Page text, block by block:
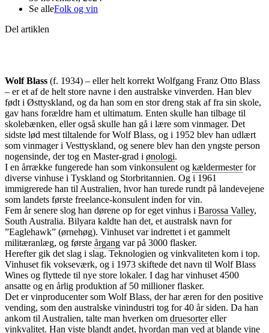
Se alleFolk og vin
Del artiklen
Wolf Blass (f. 1934) – eller helt korrekt Wolfgang Franz Otto Blass
– er et af de helt store navne i den australske vinverden. Han blev
født i Østtyskland, og da han som en stor dreng stak af fra sin skole,
gav hans forældre ham et ultimatum. Enten skulle han tilbage til
skolebænken, eller også skulle han gå i lære som vinmager. Det
sidste lød mest tiltalende for Wolf Blass, og i 1952 blev han udlært
som vinmager i Vesttyskland, og senere blev han den yngste person
nogensinde, der tog en Master-grad i ønologi.
I en årrække fungerede han som vinkonsulent og kældermesterfor
diverse vinhuse i Tyskland og Storbritannien. Og i 1961
immigrerede han til Australien, hvor han turede rundt på landevejene
som landets første freelance-konsulent inden for vin.
Fem år senere slog han dørene op for eget vinhus i Barossa Valley,
South Australia. Bilyara kaldte han det, et australsk navn for
”Eaglehawk” (ørnehøg). Vinhuset var indrettet i et gammelt
militæranlæg, og første årgang var på 3000 flasker.
Herefter gik det slag i slag. Teknologien og vinkvaliteten kom i top.
Vinhuset fik vokseværk, og i 1973 skiftede det navn til Wolf Blass
Wines og flyttede til nye store lokaler. I dag har vinhuset 4500
ansatte og en årlig produktion af 50 millioner flasker.
Det er vinproducenter som Wolf Blass, der har æren for den positive
vending, som den australske vinindustri tog for 40 år siden. Da han
ankom til Australien, talte man hverken om druesortereller
vinkvalitet. Han viste blandt andet, hvordan man ved at blande vine